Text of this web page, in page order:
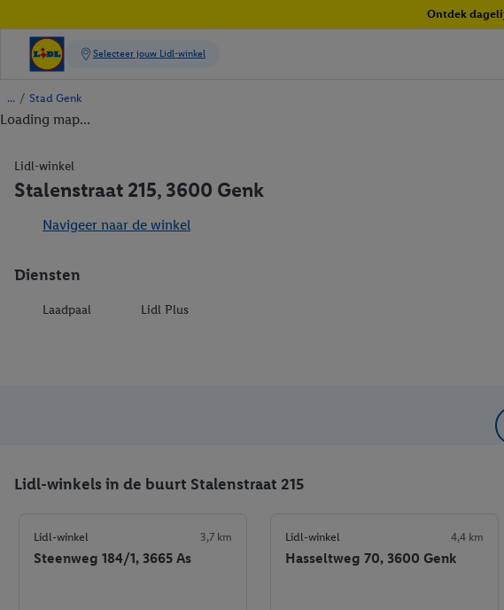
Ontdek
/ Stad Genk
Loading map...
Lidl-winkel
Stalenstraat 215, 3600 Genk
Navigeer naar de winkel
Diensten
Laadpaal Lidl Plus
Lidl-winkels in de buurt Stalenstraat 215
Lidl-winkel 3,7 km
Steenweg 184/1, 3665 As
Lidl-winkel 4,4 km
Hasseltweg 70, 3600 Genk